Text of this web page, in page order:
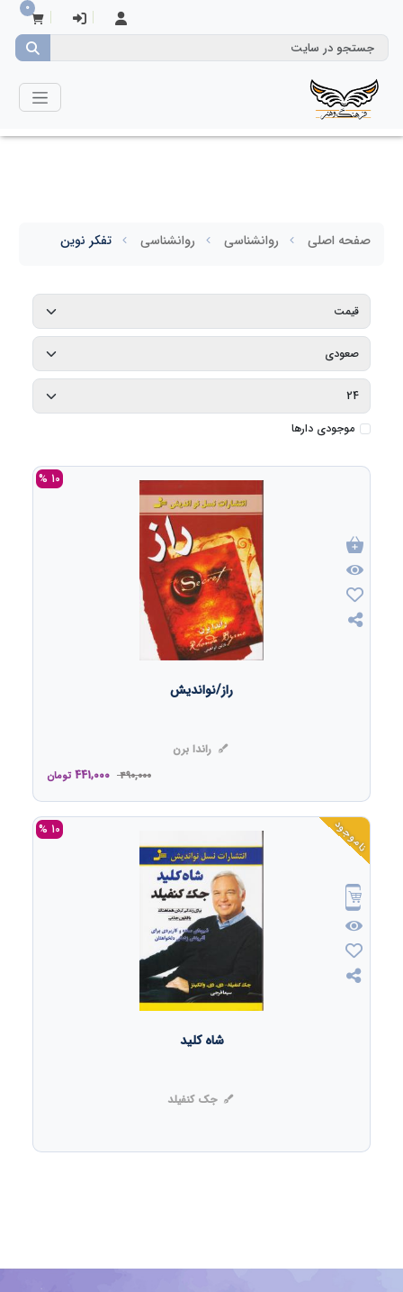
0
صفحه اصلی روانشناسی روانشناسی تفکر نوین
موجودی دارها
10 %
راز/نواندیش
راندا برن
490,000
441,000 تومان
ناموجود 10 %
شاه کلید
جک کنفیلد